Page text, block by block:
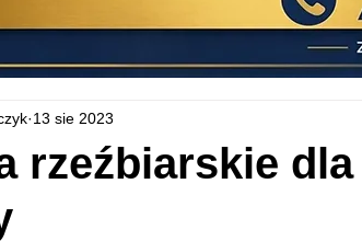
rzeźbiarskie
13 sie 2023